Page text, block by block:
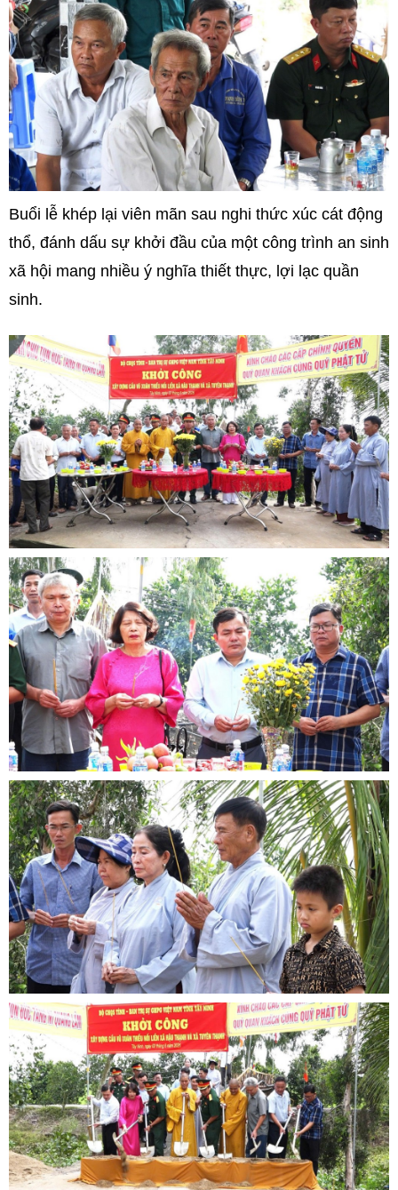
Buổi lễ khép lại viên mãn sau nghi thức xúc cát động
thổ, đánh dấu sự khởi đầu của một công trình an sinh
xã hội mang nhiều ý nghĩa thiết thực, lợi lạc quần
sinh.